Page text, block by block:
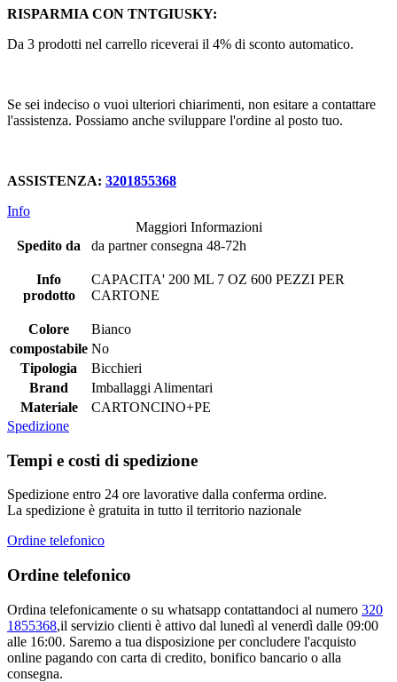
RISPARMIA CON TNTGIUSKY:
Da 3 prodotti nel carrello riceverai il 4% di sconto automatico.
Se sei indeciso o vuoi ulteriori chiarimenti, non esitare a contattare
l'assistenza. Possiamo anche sviluppare l'ordine al posto tuo.
ASSISTENZA: 3201855368
Info
Maggiori Informazioni
Spedito da
da partner consegna 48-72h
Info
prodotto
CAPACITA' 200 ML 7 OZ 600 PEZZI PER
CARTONE
Colore
Bianco
compostabile No
Tipologia
Bicchieri
Brand
Imballaggi Alimentari
Materiale
CARTONCINO+PE
Spedizione
Tempi e costi di spedizione
Spedizione entro 24 ore lavorative dalla conferma ordine.
La spedizione è gratuita in tutto il territorio nazionale
Ordine telefonico
Ordine telefonico
Ordina telefonicamente o su whatsapp contattandoci al numero 320
1855368,il servizio clienti è attivo dal lunedì al venerdì dalle 09:00
alle 16:00. Saremo a tua disposizione per concludere l'acquisto
online pagando con carta di credito, bonifico bancario o alla
consegna.